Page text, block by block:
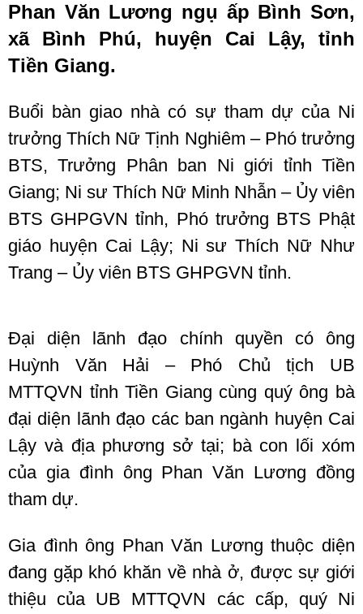
Phan Văn Lương ngụ ấp Bình Sơn,
xã Bình Phú, huyện Cai Lậy, tỉnh
Tiền Giang.
Buổi bàn giao nhà có sự tham dự của Ni
trưởng Thích Nữ Tịnh Nghiêm – Phó trưởng
BTS, Trưởng Phân ban Ni giới tỉnh Tiền
Giang; Ni sư Thích Nữ Minh Nhẫn – Ủy viên
BTS GHPGVN tỉnh, Phó trưởng BTS Phật
giáo huyện Cai Lậy; Ni sư Thích Nữ Như
Trang – Ủy viên BTS GHPGVN tỉnh.
Đại diện lãnh đạo chính quyền có ông
Huỳnh Văn Hải – Phó Chủ tịch UB
MTTQVN tỉnh Tiền Giang cùng quý ông bà
đại diện lãnh đạo các ban ngành huyện Cai
Lậy và địa phương sở tại; bà con lối xóm
của gia đình ông Phan Văn Lương đồng
tham dự.
Gia đình ông Phan Văn Lương thuộc diện
đang gặp khó khăn về nhà ở, được sự giới
thiệu của UB MTTQVN các cấp, quý Ni